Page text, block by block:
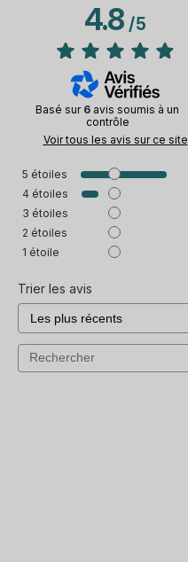
4.8/5
Basé sur 6 avis soumis à un
contrôle
Voir tous les avis sur ce site
5 étoiles
4 étoiles
3 étoiles
2 étoiles
1 étoile
Trier les avis